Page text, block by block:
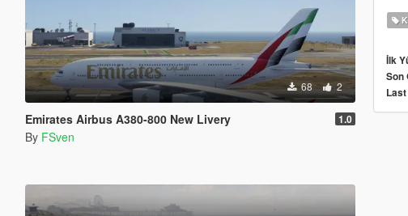
68 2
Emirates Airbus A380-800 New Livery 1.0
By FSven
İlk
Son